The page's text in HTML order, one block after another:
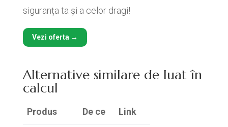
siguranța ta și a celor dragi!
Vezi oferta →
Alternative similare de luat în
calcul
Produs De ce
Link